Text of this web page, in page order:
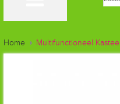
Home Multifunctioneel Kasteel